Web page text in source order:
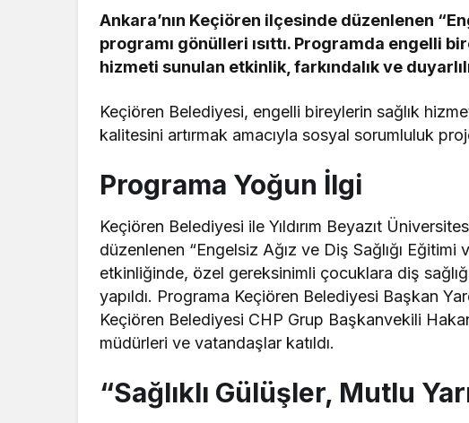
Ankara’nın Keçiören ilçesinde düzenlenen
programı gönülleri ısıttı. Programda engelli
hizmeti sunulan etkinlik, farkındalık ve
Keçiören Belediyesi, engelli bireylerin sağlık
kalitesini artırmak amacıyla sosyal sorumluluk
Programa Yoğun İlgi
Keçiören Belediyesi ile Yıldırım Beyazıt
düzenlenen “Engelsiz Ağız ve Diş Sağlığı Eğitimi
etkinliğinde, özel gereksinimli çocuklara diş
yapıldı. Programa Keçiören Belediyesi Başkan
Keçiören Belediyesi CHP Grup Başkanvekili
müdürleri ve vatandaşlar katıldı.
“Sağlıklı Gülüşler, Mutlu